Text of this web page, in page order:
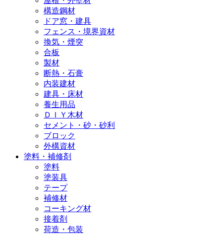
構造鋼材
ドア窓・建具
フェンス・境界資材
換気・煙突
合板
製材
断熱・石膏
内装建材
建具・床材
養生用品
ＤＩＹ木材
セメント・砂・砂利
ブロック
外構資材
塗料・補修剤
塗料
塗装具
テープ
補修材
コーキング材
接着剤
荷造・包装